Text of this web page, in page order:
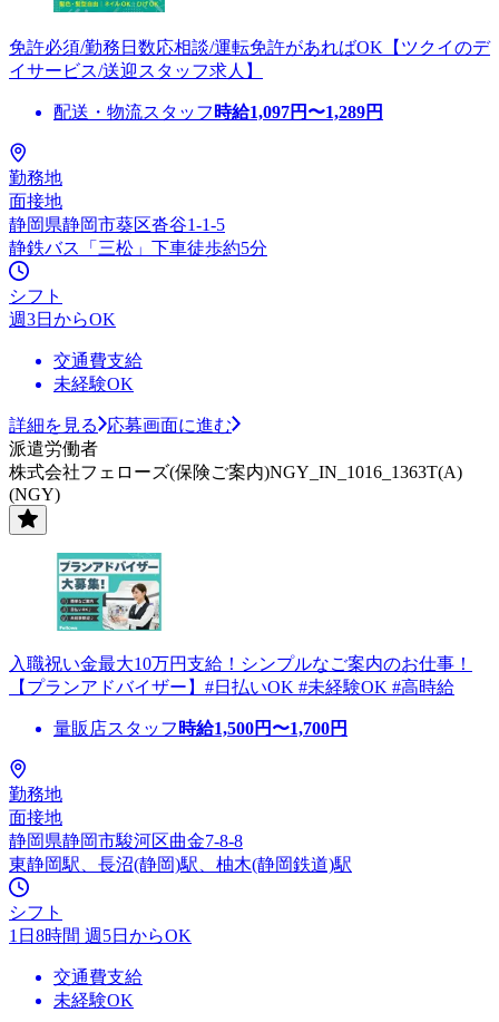
免許必須/勤務日数応相談/運転免許があればOK【ツクイのデ
イサービス/送迎スタッフ求人】
配送・物流スタッフ 時給1,097円〜1,289円
勤務地
面接地
静岡県静岡市葵区沓谷1-1-5
静鉄バス「三松」下車徒歩約5分
シフト
週3日からOK
交通費支給
未経験OK
詳細を見る
応募画面に進む
派遣労働者
株式会社フェローズ(保険ご案内)NGY_IN_1016_1363T(A)
(NGY)
入職祝い金最大10万円支給！シンプルなご案内のお仕事！
【プランアドバイザー】#日払いOK #未経験OK #高時給
量販店スタッフ 時給1,500円〜1,700円
勤務地
面接地
静岡県静岡市駿河区曲金7-8-8
東静岡駅、長沼(静岡)駅、柚木(静岡鉄道)駅
シフト
1日8時間 週5日からOK
交通費支給
未経験OK